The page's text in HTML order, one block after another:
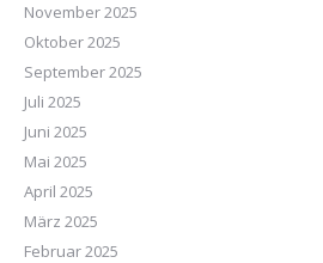
November 2025
Oktober 2025
September 2025
Juli 2025
Juni 2025
Mai 2025
April 2025
März 2025
Februar 2025